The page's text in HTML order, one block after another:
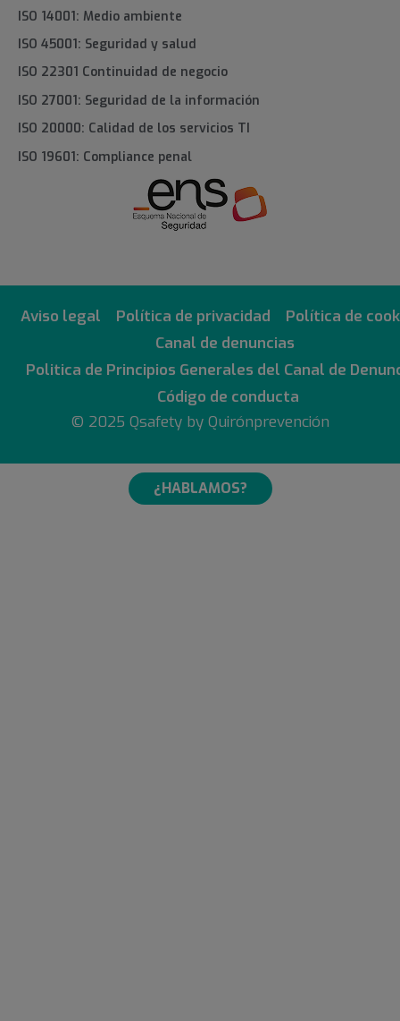
ISO 14001: Medio ambiente
ISO 45001: Seguridad y salud
ISO 22301 Continuidad de negocio
ISO 27001: Seguridad de la información
ISO 20000: Calidad de los servicios TI
ISO 19601: Compliance penal
Aviso legal Política de privacidad
Política de
Canal de denuncias
Politica de Principios Generales del Canal de
Código de conducta
© 2025 Qsafety by Quirónprevención
¿HABLAMOS?